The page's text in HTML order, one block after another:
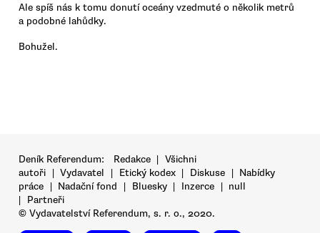
Ale spíš nás k tomu donutí oceány vzedmuté o několik metrů
a podobné lahůdky.
Bohužel.
Deník Referendum: Redakce | Všichni
autoři | Vydavatel | Etický kodex | Diskuse | Nabídky
práce | Nadační fond | Bluesky | Inzerce | null
|
Partneři
© Vydavatelství Referendum, s. r. o., 2020.